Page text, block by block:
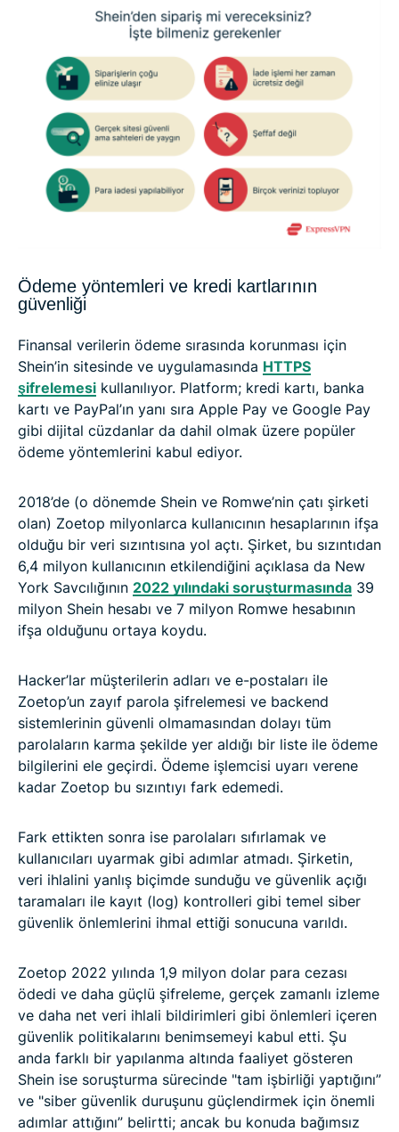
Ödeme yöntemleri ve kredi kartlarının
güvenliği
Finansal verilerin ödeme sırasında korunması için
Shein’in sitesinde ve uygulamasında HTTPS
şifrelemesi kullanılıyor. Platform; kredi kartı, banka
kartı ve PayPal’ın yanı sıra Apple Pay ve Google Pay
gibi dijital cüzdanlar da dahil olmak üzere popüler
ödeme yöntemlerini kabul ediyor.
2018’de (o dönemde Shein ve Romwe’nin çatı şirketi
olan) Zoetop milyonlarca kullanıcının hesaplarının ifşa
olduğu bir veri sızıntısına yol açtı. Şirket, bu sızıntıdan
6,4 milyon kullanıcının etkilendiğini açıklasa da New
York Savcılığının 2022 yılındaki soruşturmasında 39
milyon Shein hesabı ve 7 milyon Romwe hesabının
ifşa olduğunu ortaya koydu.
Hacker’lar müşterilerin adları ve e-postaları ile
Zoetop’un zayıf parola şifrelemesi ve backend
sistemlerinin güvenli olmamasından dolayı tüm
parolaların karma şekilde yer aldığı bir liste ile ödeme
bilgilerini ele geçirdi. Ödeme işlemcisi uyarı verene
kadar Zoetop bu sızıntıyı fark edemedi.
Fark ettikten sonra ise parolaları sıfırlamak ve
kullanıcıları uyarmak gibi adımlar atmadı. Şirketin,
veri ihlalini yanlış biçimde sunduğu ve güvenlik açığı
taramaları ile kayıt (log) kontrolleri gibi temel siber
güvenlik önlemlerini ihmal ettiği sonucuna varıldı.
Zoetop 2022 yılında 1,9 milyon dolar para cezası
ödedi ve daha güçlü şifreleme, gerçek zamanlı izleme
ve daha net veri ihlali bildirimleri gibi önlemleri içeren
güvenlik politikalarını benimsemeyi kabul etti. Şu
anda farklı bir yapılanma altında faaliyet gösteren
Shein ise soruşturma sürecinde "tam işbirliği yaptığını”
ve "siber güvenlik duruşunu güçlendirmek için önemli
adımlar attığını” belirtti; ancak bu konuda bağımsız